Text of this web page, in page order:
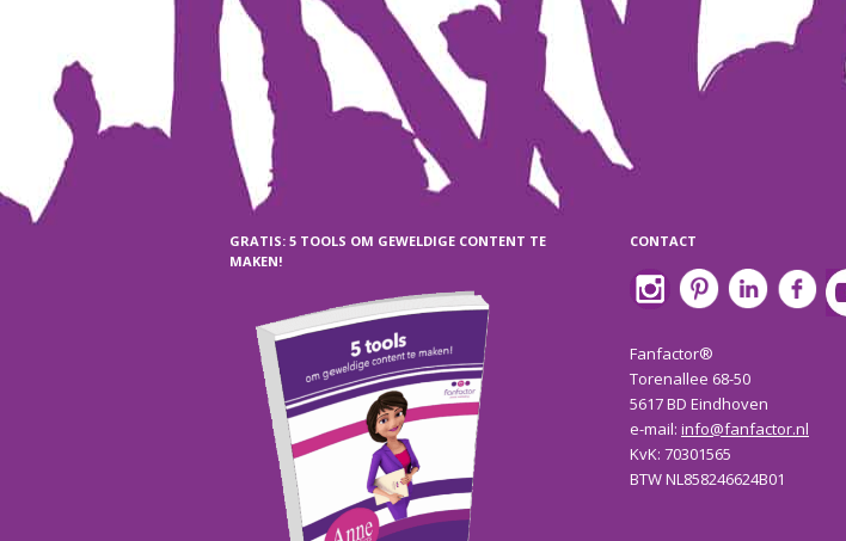
GRATIS: 5 TOOLS OM GEWELDIGE CONTENT TE
MAKEN!
CONTACT
Fanfactor®
Torenallee 68-50
5617 BD Eindhoven
e-mail: info@fanfactor.nl
KvK: 70301565
BTW NL858246624B01